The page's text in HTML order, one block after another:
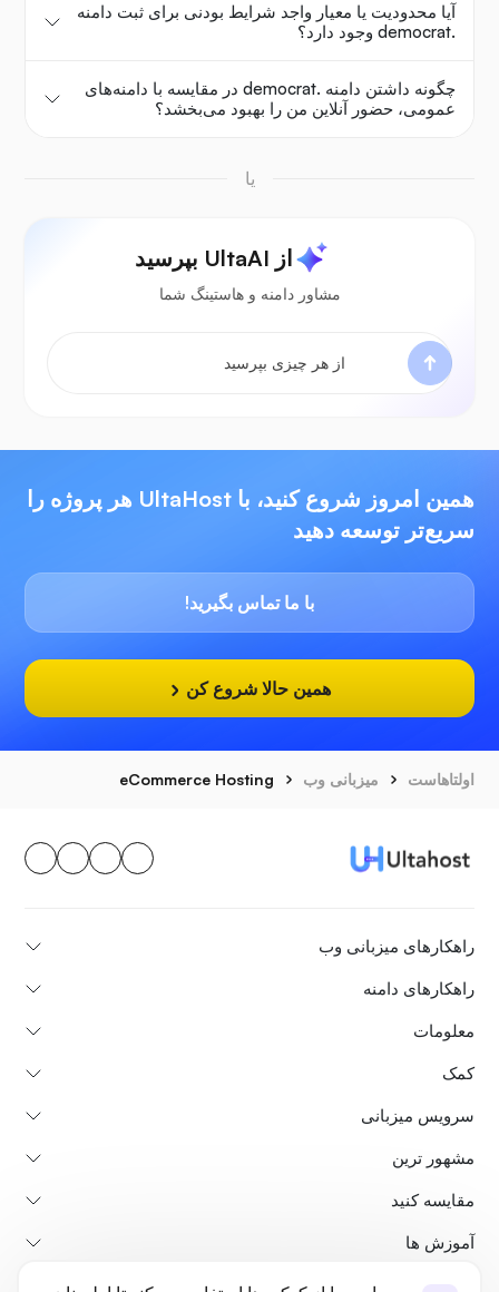
آیا محدودیت یا معیار واجد شرایط بودنی برای ثبت دامنه
.democrat وجود دارد؟
چگونه داشتن دامنه .democrat در مقایسه با دامنه‌های
عمومی، حضور آنلاین من را بهبود می‌بخشد؟
یا
از UltaAI بپرسید
مشاور دامنه و هاستینگ شما
همین امروز شروع کنید، با UltaHost هر پروژه را
سریع‌تر توسعه دهید
با ما تماس بگیرید!
همین حالا شروع کن
اولتاهاست میزبانی وب eCommerce Hosting
راهکارهای میزبانی وب
راهکارهای دامنه
معلومات
کمک
سرویس میزبانی
مشهور ترین
مقایسه کنید
آموزش ها